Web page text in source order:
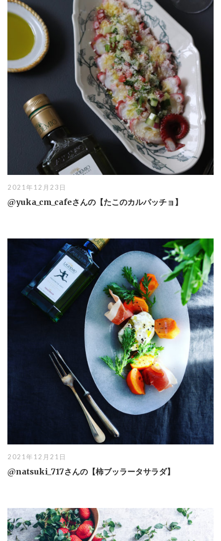
2021年12月23日
@yuka_cm_cafeさんの【たこのカルパッチョ】
2021年12月21日
@natsuki_717さんの【柿ブッラータサラダ】